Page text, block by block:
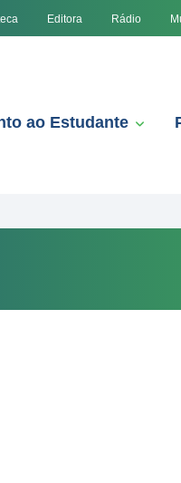
Editora Rádio
ao Estudante